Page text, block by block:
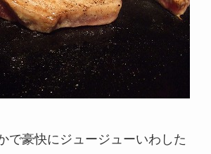
で豪快にジュージューいわした